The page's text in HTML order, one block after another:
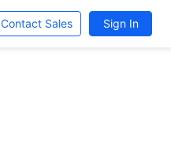
Contact Sales Sign In